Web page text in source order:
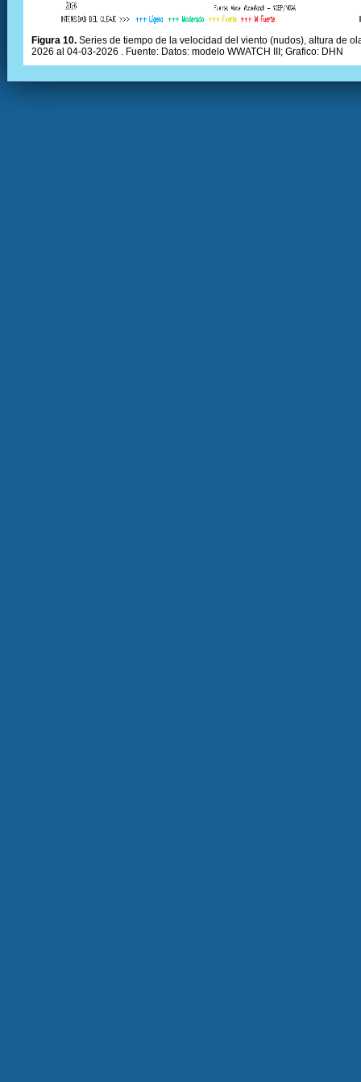
Figura 10. Series de tiempo de la velocidad del viento (nudos), altura de
2026 al 04-03-2026 . Fuente: Datos: modelo WWATCH III; Grafico: DHN